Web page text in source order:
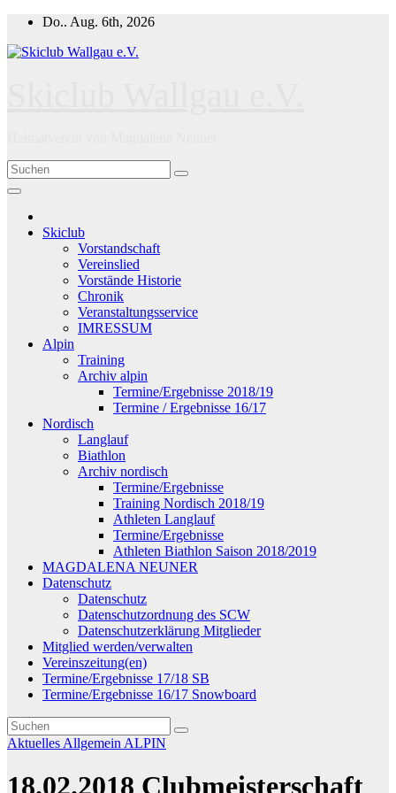
Zum
springen
Do.. Aug. 6th, 2026
Skiclub
Vorstandschaft
Vereinslied
Vorstände Historie
Chronik
Veranstaltungsservice
IMRESSUM
Alpin
Training
Archiv alpin
Termine/Ergebnisse 2018/19
Termine / Ergebnisse 16/17
Nordisch
Langlauf
Biathlon
Archiv nordisch
Termine/Ergebnisse
Training Nordisch 2018/19
Athleten Langlauf
Termine/Ergebnisse
Athleten Biathlon Saison 2018/2019
MAGDALENA NEUNER
Datenschutz
Datenschutz
Datenschutzordnung des SCW
Datenschutzerklärung Mitglieder
Mitglied werden/verwalten
Vereinszeitung(en)
Termine/Ergebnisse 17/18 SB
Termine/Ergebnisse 16/17 Snowboard
Aktuelles Allgemein ALPIN
18.02.2018 Clubmeisterschaft